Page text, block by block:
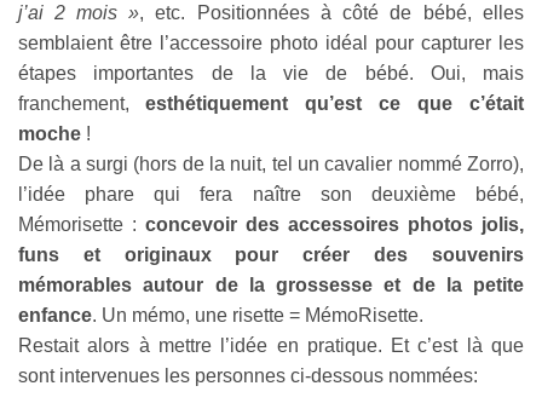
j’ai 2 mois », etc. Positionnées à côté de bébé, elles
semblaient être l’accessoire photo idéal pour capturer les
étapes importantes de la vie de bébé. Oui, mais
franchement, esthétiquement qu’est ce que c’était
moche !
De là a surgi (hors de la nuit, tel un cavalier nommé Zorro),
l’idée phare qui fera naître son deuxième bébé,
Mémorisette : concevoir des accessoires photos jolis,
funs et originaux pour créer des souvenirs
mémorables autour de la grossesse et de la petite
enfance. Un mémo, une risette = MémoRisette.
Restait alors à mettre l’idée en pratique. Et c’est là que
sont intervenues les personnes ci-dessous nommées: